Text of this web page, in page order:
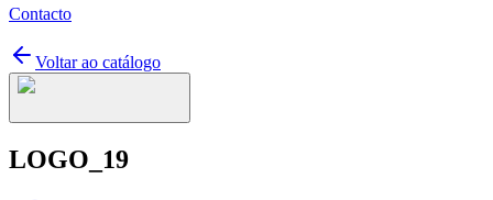
Contacto
Voltar ao catálogo
LOGO_19